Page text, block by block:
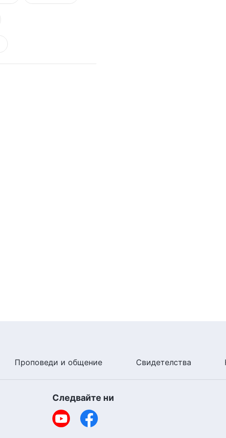
Проповеди и общение Свидетелства
Следвайте ни